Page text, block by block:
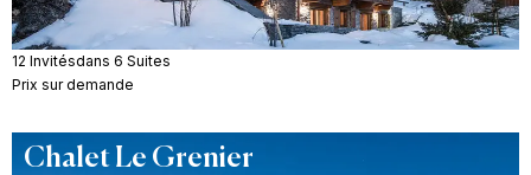
12 Invitésdans 6 Suites
Prix sur demande
Chalet Le Grenier